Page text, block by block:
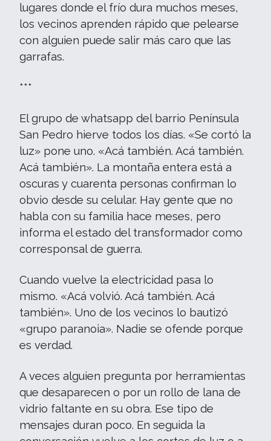
lugares donde el frío dura muchos meses,
los vecinos aprenden rápido que pelearse
con alguien puede salir más caro que las
garrafas.
***
El grupo de whatsapp del barrio Península
San Pedro hierve todos los días. «Se cortó la
luz» pone uno. «Acá también. Acá también.
Acá también». La montaña entera está a
oscuras y cuarenta personas confirman lo
obvio desde su celular. Hay gente que no
habla con su familia hace meses, pero
informa el estado del transformador como
corresponsal de guerra.
Cuando vuelve la electricidad pasa lo
mismo. «Acá volvió. Acá también. Acá
también». Uno de los vecinos lo bautizó
«grupo paranoia». Nadie se ofende porque
es verdad.
A veces alguien pregunta por herramientas
que desaparecen o por un rollo de lana de
vidrio faltante en su obra. Ese tipo de
mensajes duran poco. En seguida la